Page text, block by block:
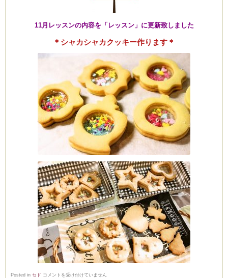
新百合ヶ丘の料理教
11月レッスンの内容を「レッスン」に更新致しました
＊シャカシャカクッキー作ります＊
Posted in セド 11
コメントを受け付けていません